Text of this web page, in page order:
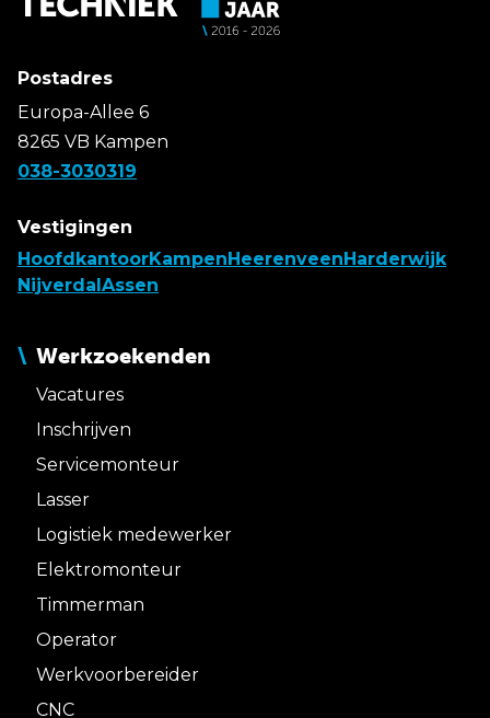
Postadres
Europa-Allee 6
8265 VB Kampen
038-3030319
Vestigingen
HoofdkantoorKampen Heerenveen Harderwijk
Nijverdal Assen
Werkzoekenden
Vacatures
Inschrijven
Servicemonteur
Lasser
Logistiek medewerker
Elektromonteur
Timmerman
Operator
Werkvoorbereider
CNC